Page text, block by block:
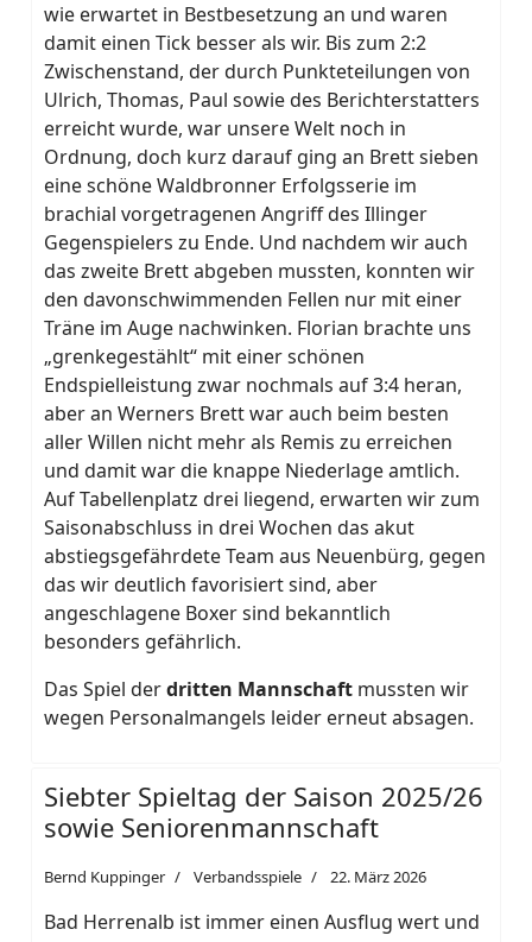
wie erwartet in Bestbesetzung an und waren
damit einen Tick besser als wir. Bis zum 2:2
Zwischenstand, der durch Punkteteilungen von
Ulrich, Thomas, Paul sowie des Berichterstatters
erreicht wurde, war unsere Welt noch in
Ordnung, doch kurz darauf ging an Brett sieben
eine schöne Waldbronner Erfolgsserie im
brachial vorgetragenen Angriff des Illinger
Gegenspielers zu Ende. Und nachdem wir auch
das zweite Brett abgeben mussten, konnten wir
den davonschwimmenden Fellen nur mit einer
Träne im Auge nachwinken. Florian brachte uns
„grenkegestählt“ mit einer schönen
Endspielleistung zwar nochmals auf 3:4 heran,
aber an Werners Brett war auch beim besten
aller Willen nicht mehr als Remis zu erreichen
und damit war die knappe Niederlage amtlich.
Auf Tabellenplatz drei liegend, erwarten wir zum
Saisonabschluss in drei Wochen das akut
abstiegsgefährdete Team aus Neuenbürg, gegen
das wir deutlich favorisiert sind, aber
angeschlagene Boxer sind bekanntlich
besonders gefährlich.
Das Spiel derdritten Mannschaft mussten wir
wegen Personalmangels leider erneut absagen.
Siebter Spieltag der Saison 2025/26
sowie Seniorenmannschaft
Bernd Kuppinger Verbandsspiele 22. März 2026
Bad Herrenalb ist immer einen Ausflug wert und